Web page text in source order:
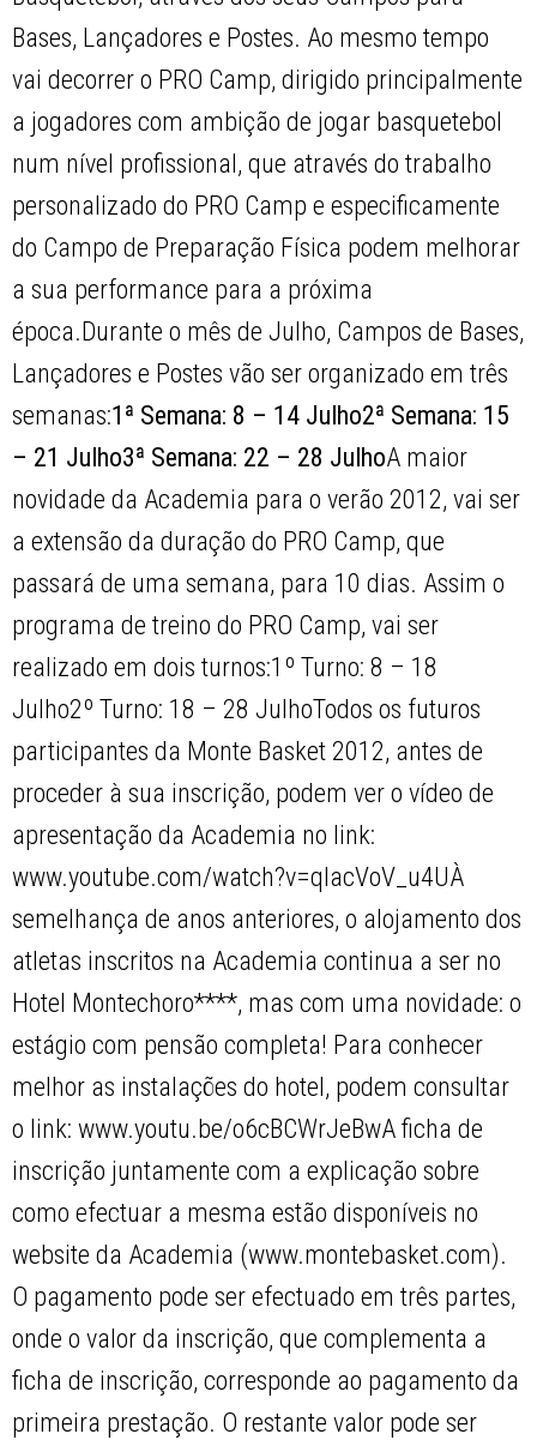
Bases, Lançadores e Postes. Ao mesmo tempo
vai decorrer o PRO Camp, dirigido principalmente
a jogadores com ambição de jogar basquetebol
num nível profissional, que através do trabalho
personalizado do PRO Camp e especificamente
do Campo de Preparação Física podem melhorar
a sua performance para a próxima
época.Durante o mês de Julho, Campos de Bases,
Lançadores e Postes vão ser organizado em três
semanas:1ª Semana: 8 – 14 Julho2ª Semana: 15
– 21 Julho3ª Semana: 22 – 28 JulhoA maior
novidade da Academia para o verão 2012, vai ser
a extensão da duração do PRO Camp, que
passará de uma semana, para 10 dias. Assim o
programa de treino do PRO Camp, vai ser
realizado em dois turnos:1º Turno: 8 – 18
Julho2º Turno: 18 – 28 JulhoTodos os futuros
participantes da Monte Basket 2012, antes de
proceder à sua inscrição, podem ver o vídeo de
apresentação da Academia no link:
www.youtube.com/watch?v=qIacVoV_u4UÀ
semelhança de anos anteriores, o alojamento dos
atletas inscritos na Academia continua a ser no
Hotel Montechoro****, mas com uma novidade: o
estágio com pensão completa! Para conhecer
melhor as instalações do hotel, podem consultar
o link: www.youtu.be/o6cBCWrJeBwA ficha de
inscrição juntamente com a explicação sobre
como efectuar a mesma estão disponíveis no
website da Academia (www.montebasket.com).
O pagamento pode ser efectuado em três partes,
onde o valor da inscrição, que complementa a
ficha de inscrição, corresponde ao pagamento da
primeira prestação. O restante valor pode ser